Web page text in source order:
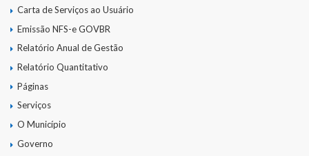
Carta de Serviços ao Usuário
Emissão NFS-e GOVBR
Relatório Anual de Gestão
Relatório Quantitativo
Páginas
Serviços
O Município
Governo